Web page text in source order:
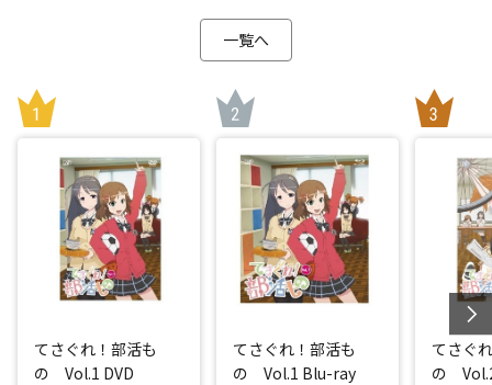
一覧へ
てさぐれ！部活も
の Vol.1 DVD
てさぐれ！部活も
の Vol.1 Blu-ray
てさぐ
の